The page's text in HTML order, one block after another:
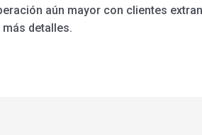
aún mayor con clientes
detalles.